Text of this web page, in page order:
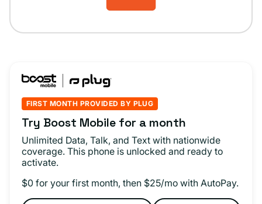
FIRST MONTH PROVIDED BY PLUG
Try Boost Mobile for a month
Unlimited Data, Talk, and Text with nationwide
coverage. This phone is unlocked and ready to
activate.
$0 for your first month, then $25/mo with AutoPay.